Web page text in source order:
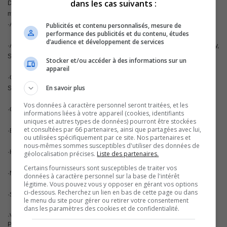
Dans la catégorie «Femme travaillant dans un métier majoritairement
masculin» les nommées sont :
·Anne Salvas, Soudeuse-assembleuse, Tremson inc.
·Audrey Alie, Enseignante en techniques d’usinage, Centre Bernard-Gariépy,
Sorel-Tracy
·Chantal Hamel, Conductrice et opératrice de machinerie lourde, Ville de
Sorel-Tracy
·Chantal Laviolette, Tôlière, Philémon Courchesne Ventilation inc.
·Erin Burns, Responsable de l’expédition, CNC Tracy inc.
·Karine Gaivin, Machiniste, CNC Tracy inc.
·Marily Hébert, Directrice générale, Volkswagen Sorel-Tracy
·Sophie Latour, Machiniste, CNC Tracy inc.
·Valérie Ferron, Soudeuse, Novabus
Porté par
dans les cas suivants :
Publicités et contenu personnalisés, mesure de
performance des publicités et du contenu, études
d’audience et développement de services
Stocker et/ou accéder à des informations sur un
appareil
En savoir plus
Vos données à caractère personnel seront traitées, et les
informations liées à votre appareil (cookies, identifiants
uniques et autres types de données) pourront être stockées
et consultées par 66 partenaires, ainsi que partagées avec lui,
ou utilisées spécifiquement par ce site. Nos partenaires et
nous-mêmes sommes susceptibles d'utiliser des données de
géolocalisation précises. Liste des partenaires.
Certains fournisseurs sont susceptibles de traiter vos
données à caractère personnel sur la base de l'intérêt
légitime. Vous pouvez vous y opposer en gérant vos options
ci-dessous. Recherchez un lien en bas de cette page ou dans
le menu du site pour gérer ou retirer votre consentement
dans les paramètres des cookies et de confidentialité.